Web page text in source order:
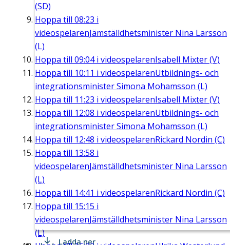
(SD)
Hoppa till 08:23 i
videospelarenJämställdhetsminister Nina Larsson
(L)
Hoppa till 09:04i videospelarenIsabell Mixter (V)
Hoppa till 10:11 i videospelarenUtbildnings- och
integrationsminister Simona Mohamsson (L)
Hoppa till 11:23 i videospelarenIsabell Mixter (V)
Hoppa till 12:08 i videospelarenUtbildnings- och
integrationsminister Simona Mohamsson (L)
Hoppa till 12:48 i videospelarenRickard Nordin (C)
Hoppa till 13:58 i
videospelarenJämställdhetsminister Nina Larsson
(L)
Hoppa till 14:41 i videospelarenRickard Nordin (C)
Hoppa till 15:15 i
videospelarenJämställdhetsminister Nina Larsson
(L)
Ladda ner